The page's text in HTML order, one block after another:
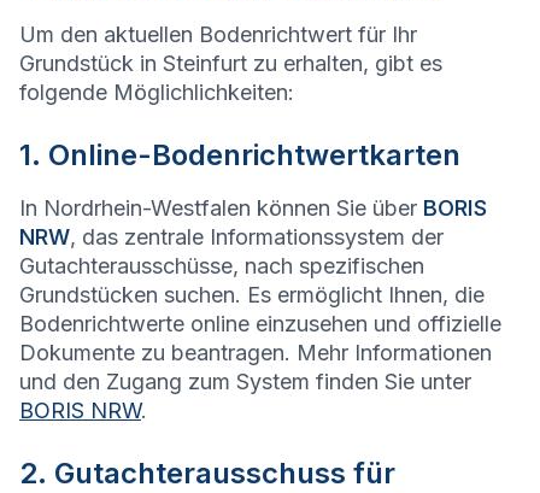
Um den aktuellen Bodenrichtwert für Ihr
Grundstück in Steinfurt zu erhalten, gibt es
folgende Möglichlichkeiten:
1. Online-Bodenrichtwertkarten
In Nordrhein-Westfalen können Sie über BORIS
NRW, das zentrale Informationssystem der
Gutachterausschüsse, nach spezifischen
Grundstücken suchen. Es ermöglicht Ihnen, die
Bodenrichtwerte online einzusehen und offizielle
Dokumente zu beantragen. Mehr Informationen
und den Zugang zum System finden Sie unter
BORIS NRW.
2. Gutachterausschuss für